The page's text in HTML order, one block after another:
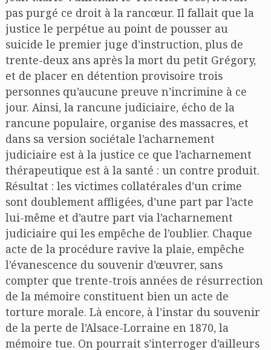
pas purgé ce droit à la rancœur. Il fallait que la
justice le perpétue au point de pousser au
suicide le premier juge d’instruction, plus de
trente-deux ans après la mort du petit Grégory,
et de placer en détention provisoire trois
personnes qu’aucune preuve n’incrimine à ce
jour. Ainsi, la rancune judiciaire, écho de la
rancune populaire, organise des massacres, et
dans sa version sociétale l’acharnement
judiciaire est à la justice ce que l’acharnement
thérapeutique est à la santé : un contre produit.
Résultat : les victimes collatérales d’un crime
sont doublement affligées, d’une part par l’acte
lui-même et d’autre part via l’acharnement
judiciaire qui les empêche de l’oublier. Chaque
acte de la procédure ravive la plaie, empêche
l’évanescence du souvenir d’œuvrer, sans
compter que trente-trois années de résurrection
de la mémoire constituent bien un acte de
torture morale. Là encore, à l’instar du souvenir
de la perte de l’Alsace-Lorraine en 1870, la
mémoire tue. On pourrait s’interroger d’ailleurs